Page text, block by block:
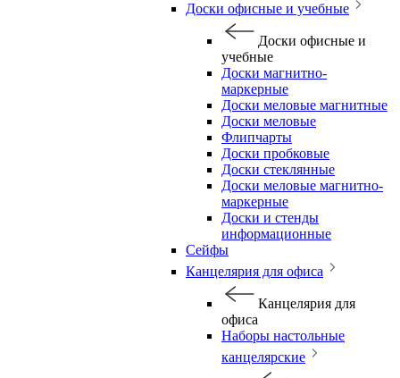
Доски офисные и учебные
Доски офисные и
учебные
Доски магнитно-
маркерные
Доски меловые магнитные
Доски меловые
Флипчарты
Доски пробковые
Доски стеклянные
Доски меловые магнитно-
маркерные
Доски и стенды
информационные
Сейфы
Канцелярия для офиса
Канцелярия для
офиса
Наборы настольные
канцелярские